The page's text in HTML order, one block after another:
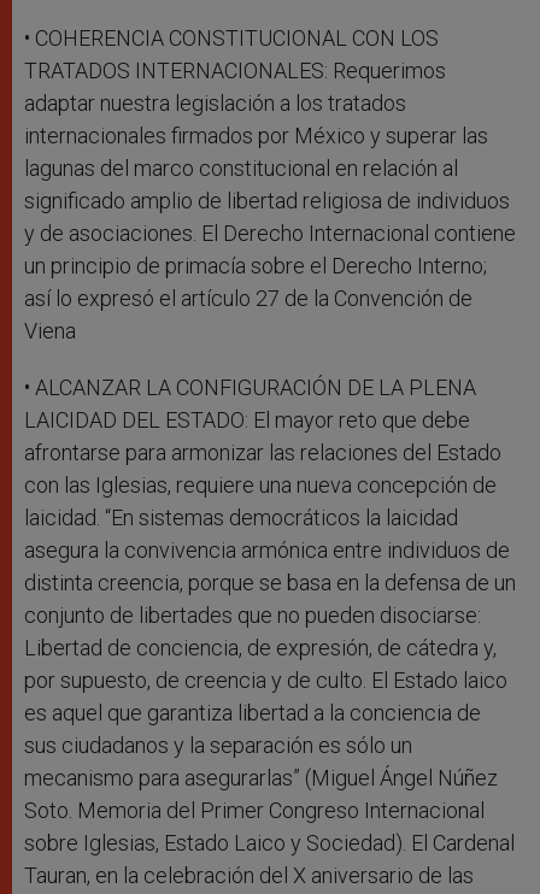
• COHERENCIA CONSTITUCIONAL CON LOS
TRATADOS INTERNACIONALES: Requerimos
adaptar nuestra legislación a los tratados
internacionales firmados por México y superar las
lagunas del marco constitucional en relación al
significado amplio de libertad religiosa de individuos
y de asociaciones. El Derecho Internacional contiene
un principio de primacía sobre el Derecho Interno;
así lo expresó el artículo 27 de la Convención de
Viena
• ALCANZAR LA CONFIGURACIÓN DE LA PLENA
LAICIDAD DEL ESTADO: El mayor reto que debe
afrontarse para armonizar las relaciones del Estado
con las Iglesias, requiere una nueva concepción de
laicidad. “En sistemas democráticos la laicidad
asegura la convivencia armónica entre individuos de
distinta creencia, porque se basa en la defensa de un
conjunto de libertades que no pueden disociarse:
Libertad de conciencia, de expresión, de cátedra y,
por supuesto, de creencia y de culto. El Estado laico
es aquel que garantiza libertad a la conciencia de
sus ciudadanos y la separación es sólo un
mecanismo para asegurarlas” (Miguel Ángel Núñez
Soto. Memoria del Primer Congreso Internacional
sobre Iglesias, Estado Laico y Sociedad). El Cardenal
Tauran, en la celebración del X aniversario de las